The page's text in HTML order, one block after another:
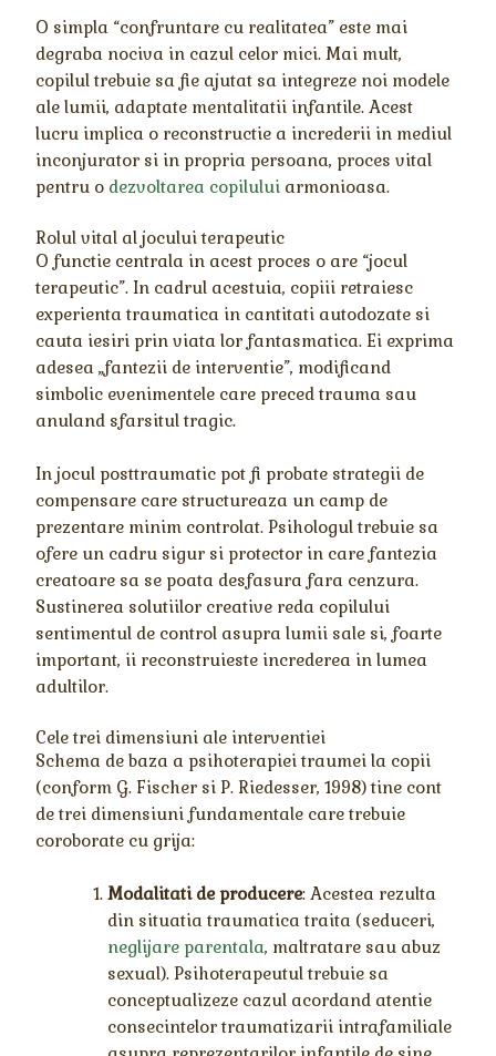
O simpla “confruntare cu realitatea” este mai
degraba nociva in cazul celor mici. Mai mult,
copilul trebuie sa fie ajutat sa integreze noi modele
ale lumii, adaptate mentalitatii infantile. Acest
lucru implica o reconstructie a increderii in mediul
inconjurator si in propria persoana, proces vital
pentru o dezvoltarea copilului armonioasa.
Rolul vital al jocului terapeutic
O functie centrala in acest proces o are “jocul
terapeutic”. In cadrul acestuia, copiii retraiesc
experienta traumatica in cantitati autodozate si
cauta iesiri prin viata lor fantasmatica. Ei exprima
adesea „fantezii de interventie”, modificand
simbolic evenimentele care preced trauma sau
anuland sfarsitul tragic.
In jocul posttraumatic pot fi probate strategii de
compensare care structureaza un camp de
prezentare minim controlat. Psihologul trebuie sa
ofere un cadru sigur si protector in care fantezia
creatoare sa se poata desfasura fara cenzura.
Sustinerea solutiilor creative reda copilului
sentimentul de control asupra lumii sale si, foarte
important, ii reconstruieste increderea in lumea
adultilor.
Cele trei dimensiuni ale interventiei
Schema de baza a psihoterapiei traumei la copii
(conform G. Fischer si P. Riedesser, 1998) tine cont
de trei dimensiuni fundamentale care trebuie
coroborate cu grija:
Modalitati de producere: Acestea rezulta
din situatia traumatica traita (seduceri,
neglijare parentala, maltratare sau abuz
sexual). Psihoterapeutul trebuie sa
conceptualizeze cazul acordand atentie
consecintelor traumatizarii intrafamiliale